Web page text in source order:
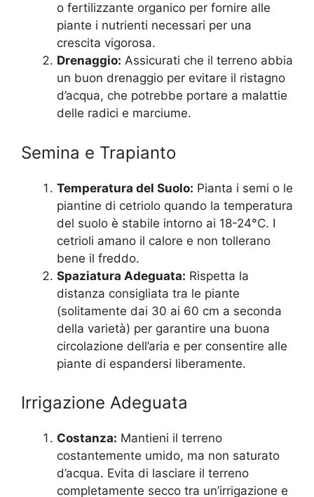
o fertilizzante organico per fornire alle
piante i nutrienti necessari per una
crescita vigorosa.
Drenaggio: Assicurati che il terreno abbia
un buon drenaggio per evitare il ristagno
d’acqua, che potrebbe portare a malattie
delle radici e marciume.
Semina e Trapianto
Temperatura del Suolo: Pianta i semi o le
piantine di cetriolo quando la temperatura
del suolo è stabile intorno ai 18-24°C. I
cetrioli amano il calore e non tollerano
bene il freddo.
Spaziatura Adeguata: Rispetta la
distanza consigliata tra le piante
(solitamente dai 30 ai 60 cm a seconda
della varietà) per garantire una buona
circolazione dell’aria e per consentire alle
piante di espandersi liberamente.
Irrigazione Adeguata
Costanza: Mantieni il terreno
costantemente umido, ma non saturato
d’acqua. Evita di lasciare il terreno
completamente secco tra un’irrigazione e